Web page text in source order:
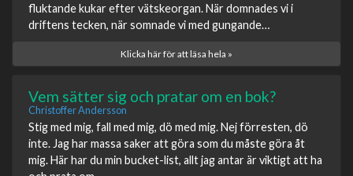
fluktande kukar efter vätskeorgan. När domnades vi i
driftens tecken, när somnade vi med gungande…
Klicka här för att läsa hela »
Vem sätter sig och pratar om en bok?
Christoffer Andersson
Stig med mig, fall med mig, dö med mig. Nej förresten, dö
inte. Jag har massa saker att göra som du måste göra åt
mig. Här har du min bucket-list, allt jag antar är viktigt att ha